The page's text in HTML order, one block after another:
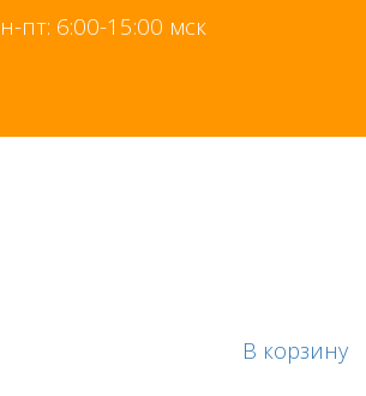
пт: 6:00-15:00 мск
В корзину